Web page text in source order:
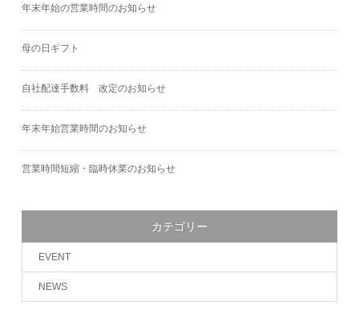
年末年始の営業時間のお知らせ
母の日ギフト
自社配達手数料 改定のお知らせ
年末年始営業時間のお知らせ
営業時間短縮・臨時休業のお知らせ
カテゴリー
EVENT
NEWS